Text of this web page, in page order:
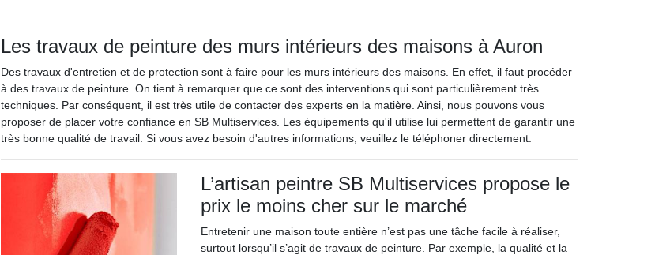
Les travaux de peinture des murs intérieurs des maisons à Auron
Des travaux d'entretien et de protection sont à faire pour les murs intérieurs des maisons. En effet, il faut procéder
à des travaux de peinture. On tient à remarquer que ce sont des interventions qui sont particulièrement très
techniques. Par conséquent, il est très utile de contacter des experts en la matière. Ainsi, nous pouvons vous
proposer de placer votre confiance en SB Multiservices. Les équipements qu'il utilise lui permettent de garantir une
très bonne qualité de travail. Si vous avez besoin d'autres informations, veuillez le téléphoner directement.
L’artisan peintre SB Multiservices propose le
prix le moins cher sur le marché
Entretenir une maison toute entière n’est pas une tâche facile à réaliser,
surtout lorsqu’il s’agit de travaux de peinture. Par exemple, la qualité et la